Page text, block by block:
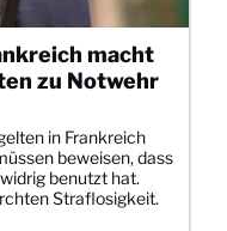
macht
zu Notwehr
in Frankreich
beweisen, dass
benutzt hat.
Straflosigkeit.